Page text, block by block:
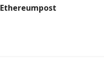
Ethereumpost